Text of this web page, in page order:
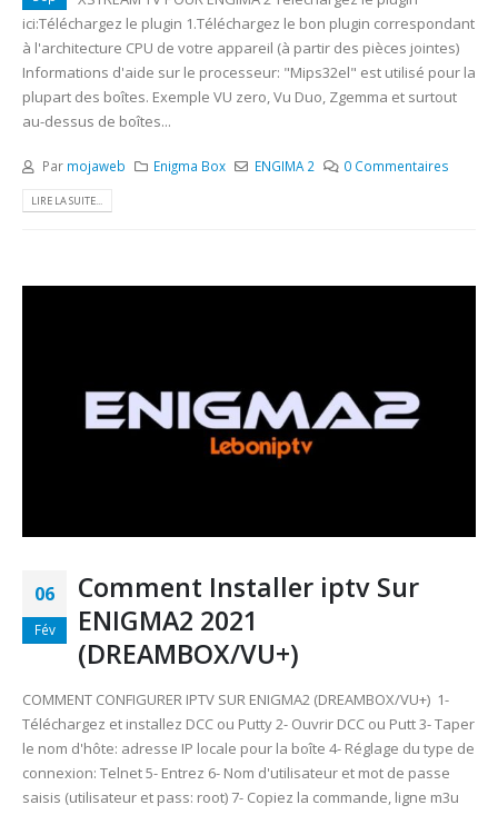
ici:Téléchargez le plugin 1.Téléchargez le bon plugin correspondant
à l'architecture CPU de votre appareil (à partir des pièces jointes)
Informations d'aide sur le processeur: "Mips32el" est utilisé pour la
plupart des boîtes. Exemple VU zero, Vu Duo, Zgemma et surtout
au-dessus de boîtes...
Par mojaweb Enigma Box ENGIMA 2 0 Commentaires
LIRE LA SUITE...
06
Fév
Comment Installer iptv Sur
ENIGMA2 2021
(DREAMBOX/VU+)
COMMENT CONFIGURER IPTV SUR ENIGMA2 (DREAMBOX/VU+) 1-
Téléchargez et installez DCC ou Putty 2- Ouvrir DCC ou Putt 3- Taper
le nom d'hôte: adresse IP locale pour la boîte 4- Réglage du type de
connexion: Telnet 5- Entrez 6- Nom d'utilisateur et mot de passe
saisis (utilisateur et pass: root) 7- Copiez la commande, ligne m3u